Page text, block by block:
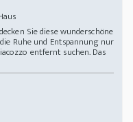
Sie diese wunderschöne
Ruhe und Entspannung nur
entfernt suchen. Das